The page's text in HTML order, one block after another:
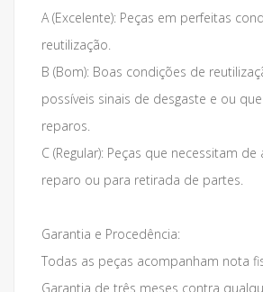
A (Excelente): Peças em perfeitas
reutilização.
B (Bom): Boas condições de
possíveis sinais de desgaste e ou
reparos.
C (Regular): Peças que necessitam
reparo ou para retirada de partes.
Garantia e Procedência:
Todas as peças acompanham nota
Garantia de três meses contra